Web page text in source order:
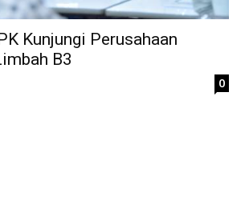
Kunjungi Perusahaan
B3
0